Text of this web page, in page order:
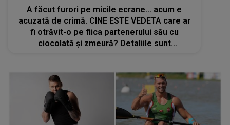
A făcut furori pe micile ecrane... acum e
acuzată de crimă. CINE ESTE VEDETA care ar
fi otrăvit-o pe fiica partenerului său cu
ciocolată și zmeură? Detaliile sunt